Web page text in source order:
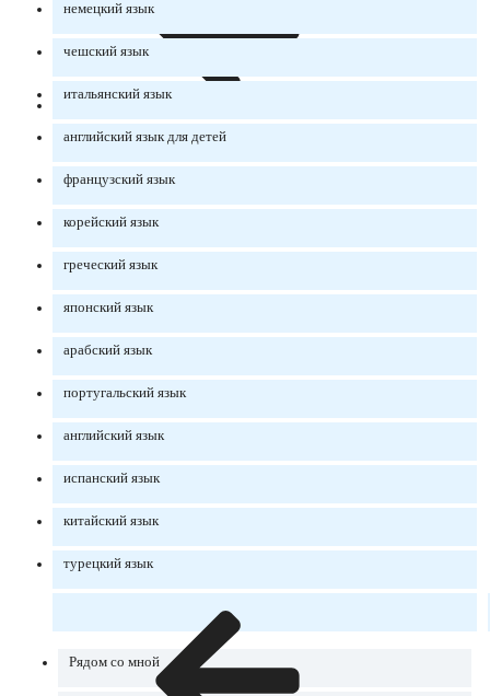
немецкий язык
чешский язык
итальянский язык
английский язык для детей
французский язык
корейский язык
греческий язык
японский язык
арабский язык
португальский язык
английский язык
испанский язык
китайский язык
турецкий язык
Рядом со мной